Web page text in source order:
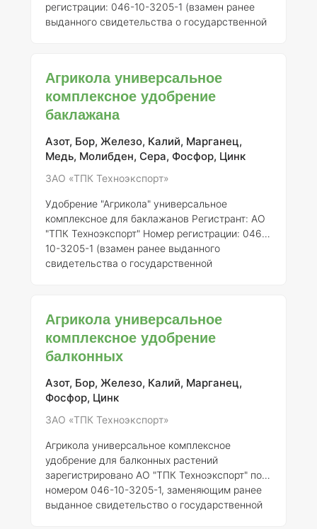
регистрации: 046-10-3205-1 (взамен ранее
выданного свидетельства о государственной
представляет собой гранулированное
минеральное удобрение, специально
разработанное для обеспечения оптимального
Продукт обеспечивает сбалансированное
поступление макро- и микроэлементов,
Агрикола универсальное
комплексное удобрение
баклажана
Азот, Бор, Железо, Калий, Марганец,
Медь, Молибден, Сера, Фосфор, Цинк
ЗАО «ТПК Техноэкспорт»
Удобрение "Агрикола" универсальное
комплексное для баклажанов Регистрант: АО
"ТПК Техноэкспорт" Номер регистрации: 046-
10-3205-1 (взамен ранее выданного
свидетельства о государственной
удобрением, разработанным для повышения
урожайности и улучшения качества плодов
различных сельскохозяйственных культур,
сбалансированный набор макро- и
микроэлементов, необходимых для
Агрикола универсальное
комплексное удобрение
балконных
Азот, Бор, Железо, Калий, Марганец,
Фосфор, Цинк
ЗАО «ТПК Техноэкспорт»
Агрикола универсальное комплексное
удобрение для балконных растений
зарегистрировано АО "ТПК Техноэкспорт" под
номером 046-10-3205-1, заменяющим ранее
выданное свидетельство о государственной